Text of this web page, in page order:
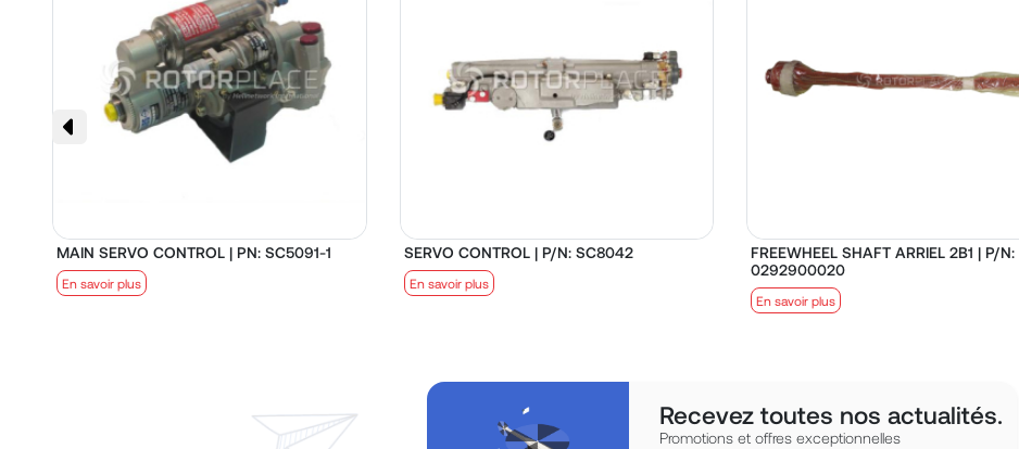
MAIN SERVO CONTROL | PN: SC5091-1
En savoir plus
SERVO CONTROL | P/N: SC8042
En savoir plus
FREEWHEEL SHAFT ARRIEL 2B1 | P/N:
0292900020
En savoir plus
Recevez toutes nos actualités.
Promotions et offres exceptionnelles